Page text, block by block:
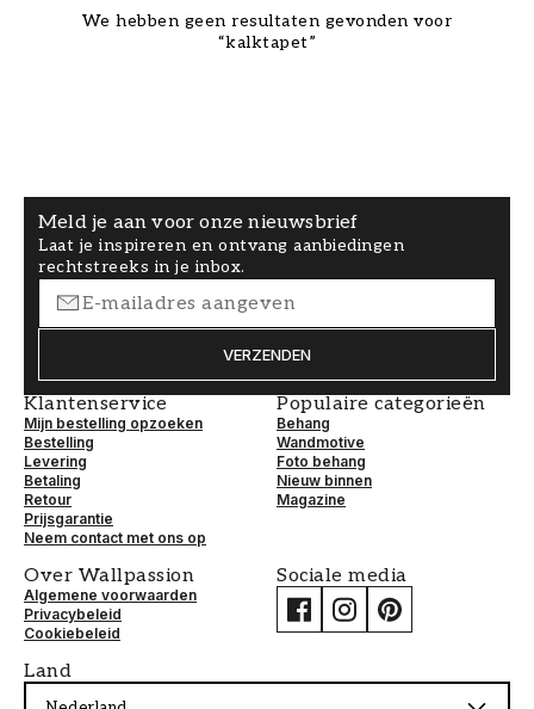
We hebben geen resultaten gevonden voor
“kalktapet”
Meld je aan voor onze nieuwsbrief
Laat je inspireren en ontvang aanbiedingen
rechtstreeks in je inbox.
VERZENDEN
Klantenservice
Mijn bestelling opzoeken
Bestelling
Levering
Betaling
Retour
Prijsgarantie
Neem contact met ons op
Populaire categorieën
Behang
Wandmotive
Foto behang
Nieuw binnen
Magazine
Over Wallpassion
Algemene voorwaarden
Privacybeleid
Cookiebeleid
Sociale media
Land